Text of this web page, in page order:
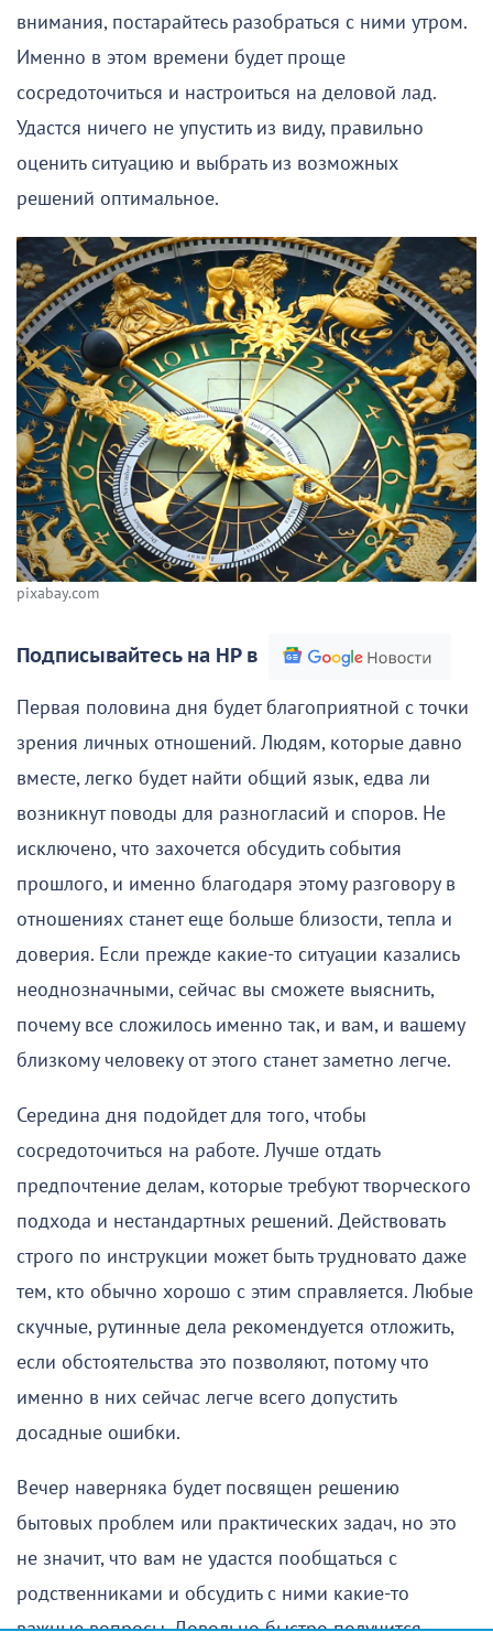
внимания, постарайтесь разобраться с ними утром.
Именно в этом времени будет проще
сосредоточиться и настроиться на деловой лад.
Удастся ничего не упустить из виду, правильно
оценить ситуацию и выбрать из возможных
решений оптимальное.
pixabay.com
Подписывайтесь на НР в
Первая половина дня будет благоприятной с точки
зрения личных отношений. Людям, которые давно
вместе, легко будет найти общий язык, едва ли
возникнут поводы для разногласий и споров. Не
исключено, что захочется обсудить события
прошлого, и именно благодаря этому разговору в
отношениях станет еще больше близости, тепла и
доверия. Если прежде какие-то ситуации казались
неоднозначными, сейчас вы сможете выяснить,
почему все сложилось именно так, и вам, и вашему
близкому человеку от этого станет заметно легче.
Середина дня подойдет для того, чтобы
сосредоточиться на работе. Лучше отдать
предпочтение делам, которые требуют творческого
подхода и нестандартных решений. Действовать
строго по инструкции может быть трудновато даже
тем, кто обычно хорошо с этим справляется. Любые
скучные, рутинные дела рекомендуется отложить,
если обстоятельства это позволяют, потому что
именно в них сейчас легче всего допустить
досадные ошибки.
Вечер наверняка будет посвящен решению
бытовых проблем или практических задач, но это
не значит, что вам не удастся пообщаться с
родственниками и обсудить с ними какие-то